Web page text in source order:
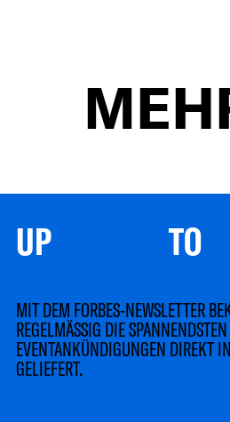
UP TO
MIT DEM FORBES-NEWSLETTER
REGELMÄSSIG DIE
EVENTANKÜNDIGUNGEN DIREKT
GELIEFERT.